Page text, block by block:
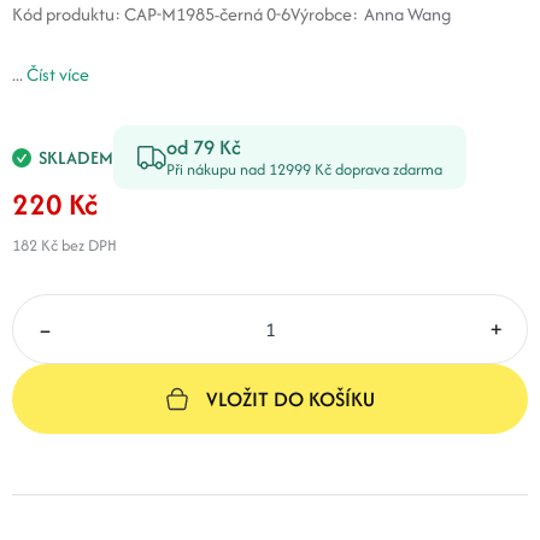
Kód produktu:CAP-M1985-černá 0-6Výrobce: Anna Wang
...Číst více
SKLADEM od 79 Kč
Při nákupu nad 12999 Kč doprava zdarma
220 Kč
182 Kč bez DPH
– +
VLOŽIT DO KOŠÍKU